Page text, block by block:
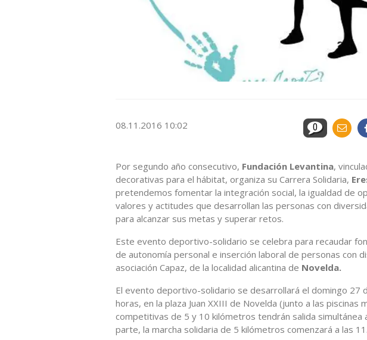
08.11.2016 10:02 0
Por segundo año consecutivo, Fundación Levantina,
decorativas para el hábitat, organiza su Carrera Solidaria,
pretendemos fomentar la integración social, la igualdad de
valores y actitudes que desarrollan las personas con
para alcanzar sus metas y superar retos.
Este evento deportivo-solidario se celebra para recaudar
de autonomía personal e inserción laboral de personas con
asociación Capaz, de la localidad alicantina de Novelda.
El evento deportivo-solidario se desarrollará el domingo 27
horas, en la plaza Juan XXIII de Novelda (junto a las piscinas
competitivas de 5 y 10 kilómetros tendrán salida simultánea
parte, la marcha solidaria de 5 kilómetros comenzará a las